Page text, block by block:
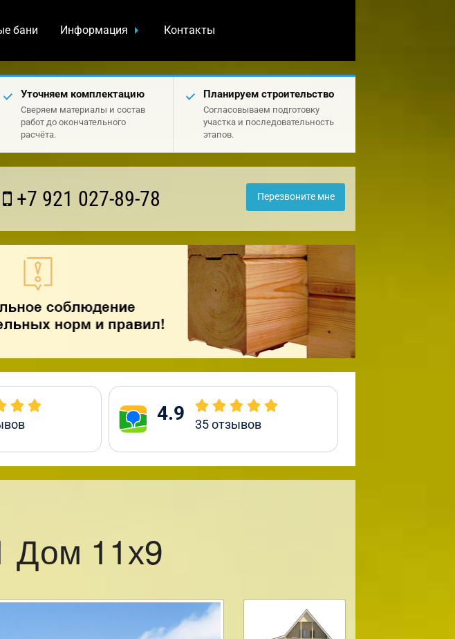
бани Информация Контакты
Уточняем комплектацию
Сверяем материалы и состав
работ до окончательного
расчёта.
Планируем строительство
Согласовываем подготовку
участка и последовательность
этапов.
+7 921 027-89-78 Перезвоните мне
4.9 35отзывов
Дом 11х9